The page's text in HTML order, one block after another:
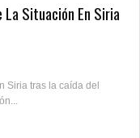
Situación En Siria
Siria tras la caída del